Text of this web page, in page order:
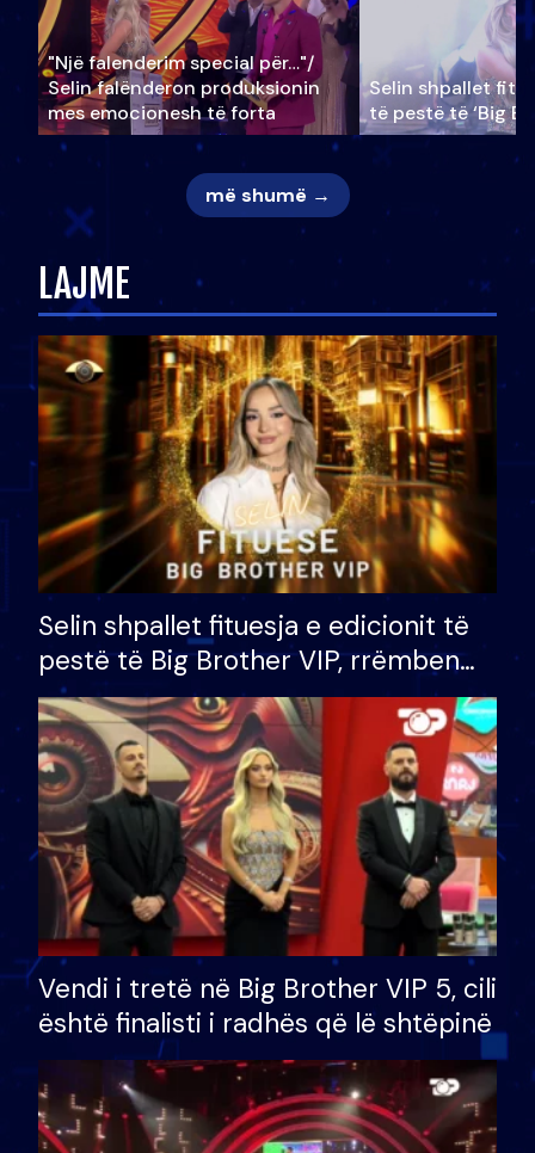
"Një falenderim special për…"/
Selin falënderon produksionin
mes emocionesh të forta
Selin shpallet
të pestë të ‘Big
më shumë →
LAJME
Selin shpallet fituesja e edicionit të
pestë të Big Brother VIP, rrëmben
çmimin e madh prej 100 mijë eurosh
Vendi i tretë në Big Brother VIP 5, cili
është finalisti i radhës që lë shtëpinë